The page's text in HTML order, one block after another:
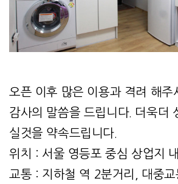
오픈 이후 많은 이용과 격려 해주
감사의 말씀을 드립니다. 더욱더
실것을 약속드립니다.
위치 : 서울 영등포 중심 상업지 내
교통 : 지하철 역 2분거리, 대중교